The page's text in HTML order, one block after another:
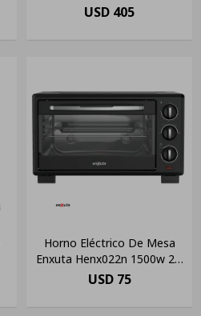
Convección(pausado)
USD 405
Horno Eléctrico De Mesa
Enxuta Henx022n 1500w 22l
Amv Color Negro
USD 75